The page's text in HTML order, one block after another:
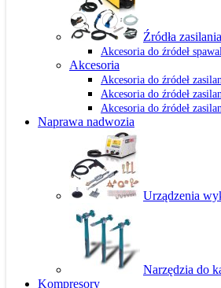
Źródła
Akcesoria do źródeł
Akcesoria
Akcesoria do źródeł
Akcesoria do źródeł
Akcesoria do źródeł
Naprawa nadwozia
Urządzenia
Narzędzia do
Kompresory